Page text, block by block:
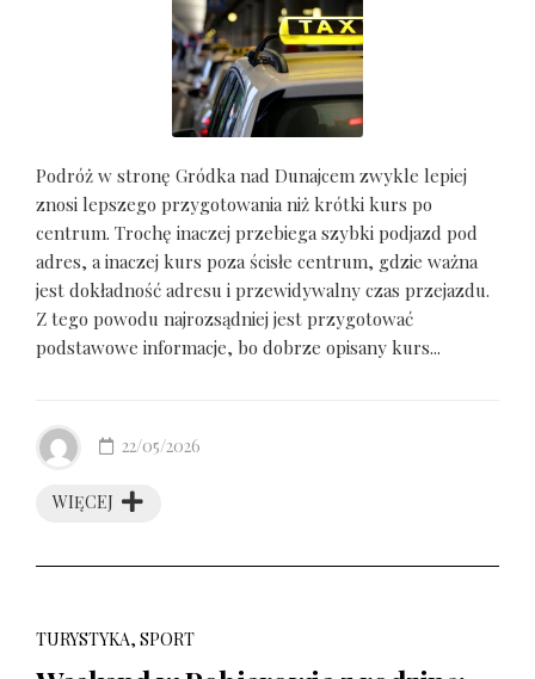
Podróż w stronę Gródka nad Dunajcem zwykle lepiej
znosi lepszego przygotowania niż krótki kurs po
centrum. Trochę inaczej przebiega szybki podjazd pod
adres, a inaczej kurs poza ścisłe centrum, gdzie ważna
jest dokładność adresu i przewidywalny czas przejazdu.
Z tego powodu najrozsądniej jest przygotować
podstawowe informacje, bo dobrze opisany kurs...
WIĘCEJ
22/05/2026
TURYSTYKA, SPORT